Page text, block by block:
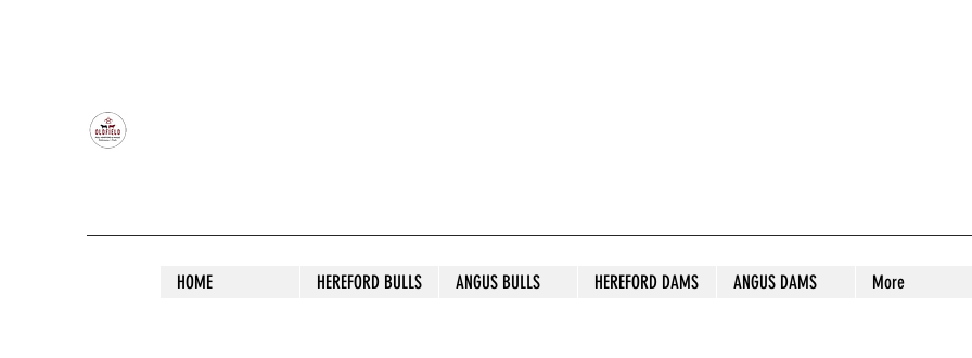
HOME HEREFORD BULLS ANGUS BULLS HEREFORD DAMS ANGUS DAMS More